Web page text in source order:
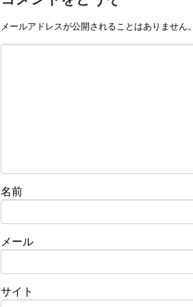
メールアドレスが公開されることはありません
名前
メール
サイト